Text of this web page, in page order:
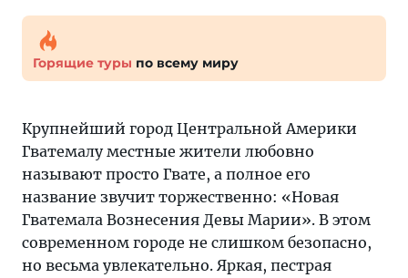
Горящие туры по всему миру
Крупнейший город Центральной Америки
Гватемалу местные жители любовно
называют просто Гвате, а полное его
название звучит торжественно: «Новая
Гватемала Вознесения Девы Марии». В этом
современном городе не слишком безопасно,
но весьма увлекательно. Яркая, пестрая